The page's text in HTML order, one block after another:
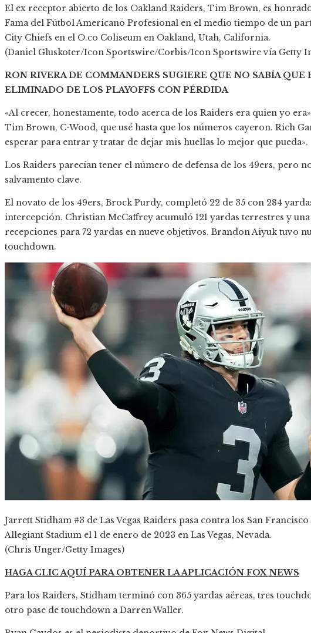
El ex receptor abierto de los Oakland Raiders, Tim Brown, es
Fama del Fútbol Americano Profesional en el medio tiempo de un
City Chiefs en el O.co Coliseum en Oakland, Utah, California.
(Daniel Gluskoter/Icon Sportswire/Corbis/Icon Sportswire vía Getty
RON RIVERA DE COMMANDERS SUGIERE QUE NO SABÍA QUE
ELIMINADO DE LOS PLAYOFFS CON PÉRDIDA
«Al crecer, honestamente, todo acerca de los Raiders era quien yo
Tim Brown, C-Wood, que usé hasta que los números cayeron. Rich
esperar para entrar y tratar de dejar mis huellas lo mejor que pueda».
Los Raiders parecían tener el número de defensa de los 49ers, pero
salvamento clave.
El novato de los 49ers, Brock Purdy, completó 22 de 35 con 284
intercepción. Christian McCaffrey acumuló 121 yardas terrestres y
recepciones para 72 yardas en nueve objetivos. Brandon Aiyuk tuvo
touchdown.
Jarrett Stidham #3 de Las Vegas Raiders pasa contra los San
Allegiant Stadium el 1 de enero de 2023 en Las Vegas, Nevada.
(Chris Unger/Getty Images)
HAGA CLIC AQUÍ PARA OBTENER LA APLICACIÓN FOX NEWS
Para los Raiders, Stidham terminó con 365 yardas aéreas, tres
otro pase de touchdown a Darren Waller.